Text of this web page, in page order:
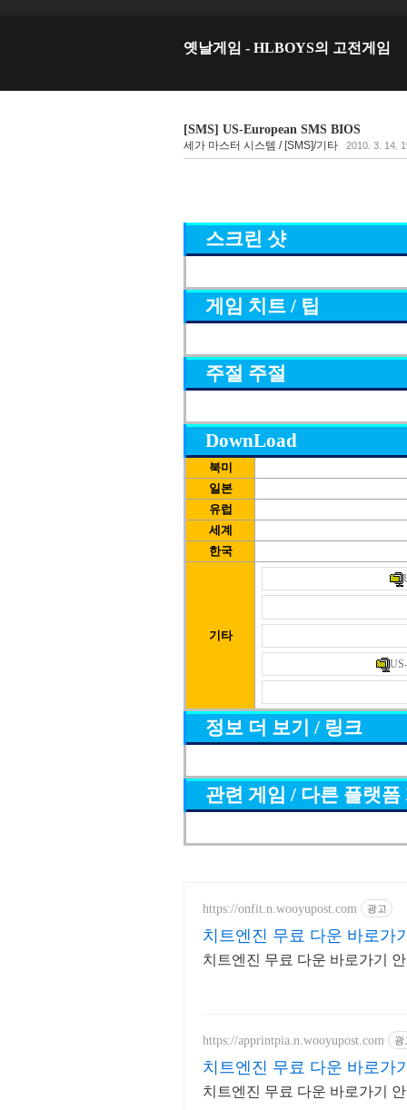
옛날게임 - HLBOYS의 고전게임
[SMS] US-European SMS BIOS
세가 마스터 시스템 / [SMS]/기타 2010. 3. 14.
스크린 샷
게임 치트 / 팁
주절 주절
DownLoad
북미
일본
유럽
세계
한국
기타
정보 더 보기 / 링크
관련 게임 / 다른 플랫폼
https://onfit.n.wooyupost.com 광고
치트엔진 무료 다운 바로가기
치트엔진 무료 다운 바로가기
https://apprintpia.n.wooyupost.com 광
치트엔진 무료 다운 바로가기
치트엔진 무료 다운 바로가기